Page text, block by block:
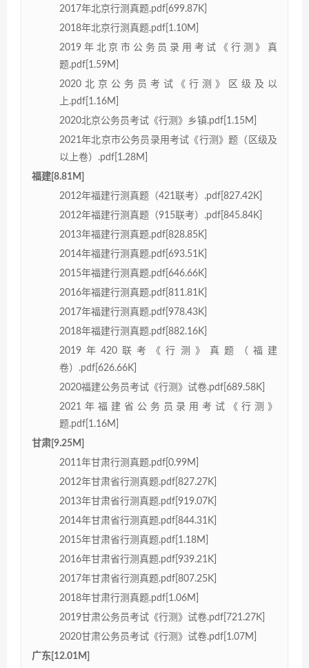
2017年北京行测真题.pdf[699.87K]
2018年北京行测真题.pdf[1.10M]
2019年北京市公务员录用考试《行测》真
题.pdf[1.59M]
2020北京公务员考试《行测》区级及以
上.pdf[1.16M]
2020北京公务员考试《行测》乡镇.pdf[1.15M]
2021年北京市公务员录用考试《行测》题（区级及
以上卷）.pdf[1.28M]
福建[8.81M]
2012年福建行测真题（421联考）.pdf[827.42K]
2012年福建行测真题（915联考）.pdf[845.84K]
2013年福建行测真题.pdf[828.85K]
2014年福建行测真题.pdf[693.51K]
2015年福建行测真题.pdf[646.66K]
2016年福建行测真题.pdf[811.81K]
2017年福建行测真题.pdf[978.43K]
2018年福建行测真题.pdf[882.16K]
2019年420联考《行测》真题（福建
卷）.pdf[626.66K]
2020福建公务员考试《行测》试卷.pdf[689.58K]
2021年福建省公务员录用考试《行测》
题.pdf[1.16M]
甘肃[9.25M]
2011年甘肃行测真题.pdf[0.99M]
2012年甘肃省行测真题.pdf[827.27K]
2013年甘肃省行测真题.pdf[919.07K]
2014年甘肃省行测真题.pdf[844.31K]
2015年甘肃省行测真题.pdf[1.18M]
2016年甘肃省行测真题.pdf[939.21K]
2017年甘肃省行测真题.pdf[807.25K]
2018年甘肃行测真题.pdf[1.06M]
2019甘肃公务员考试《行测》试卷.pdf[721.27K]
2020甘肃公务员考试《行测》试卷.pdf[1.07M]
广东[12.01M]